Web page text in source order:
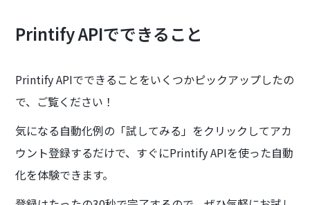
Printify APIでできること
Printify APIでできることをいくつかピックアップしたの
で、ご覧ください！
気になる自動化例の「試してみる」をクリックしてアカ
ウント登録するだけで、すぐにPrintify APIを使った自動
化を体験できます。